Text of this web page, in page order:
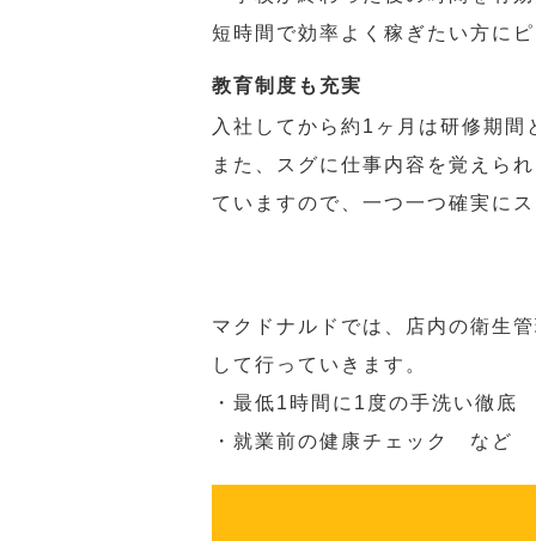
短時間で効率よく稼ぎたい方に
教育制度も充実
入社してから約1ヶ月は研修期
また、スグに仕事内容を覚えら
ていますので、一つ一つ確実に
マクドナルドでは、店内の衛生
して行っていきます。
・最低1時間に1度の手洗い徹底
・就業前の健康チェック など